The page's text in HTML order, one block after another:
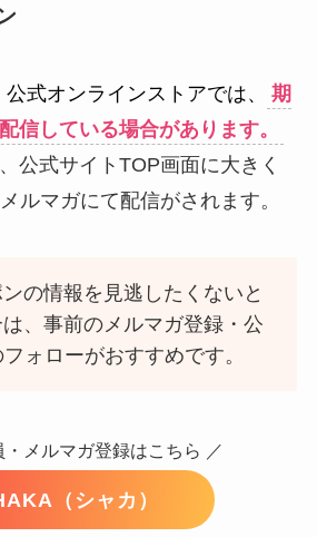
公式オンラインストアでは、
期
信している場合があります。
公式サイトTOP画面に大きく
ルマガにて配信がされます。
の情報を見逃したくないと
、事前のメルマガ登録・公
ォローがおすすめです。
・メルマガ登録はこちら ／
（シャカ）